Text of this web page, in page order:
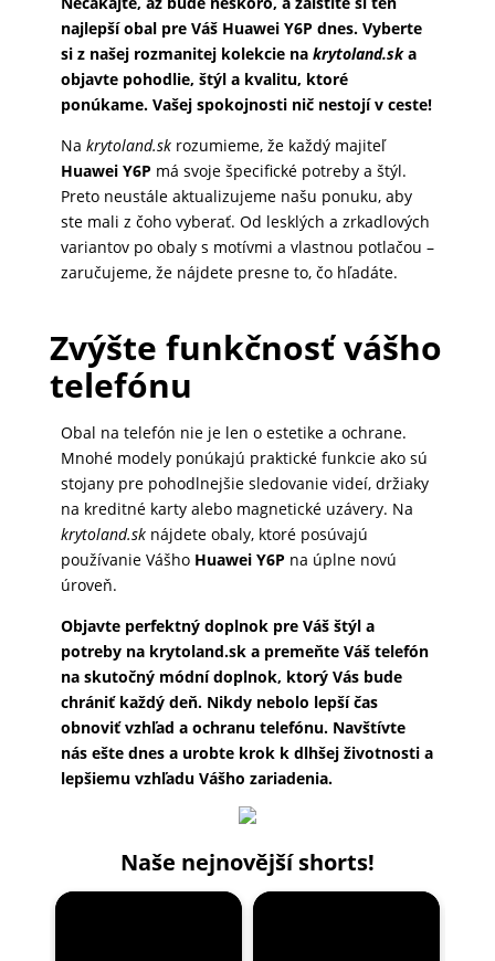
najlepší obal pre Váš Huawei Y6P dnes. Vyberte
si z našej rozmanitej kolekcie na krytoland.ska
objavte pohodlie, štýl a kvalitu, ktoré
ponúkame. Vašej spokojnosti nič nestojí v ceste!
Na krytoland.skrozumieme, že každý majiteľ
Huawei Y6P má svoje špecifické potreby a štýl.
Preto neustále aktualizujeme našu ponuku, aby
ste mali z čoho vyberať. Od lesklých a zrkadlových
variantov po obaly s motívmi a vlastnou potlačou –
zaručujeme, že nájdete presne to, čo hľadáte.
Zvýšte funkčnosť vášho
telefónu
Obal na telefón nie je len o estetike a ochrane.
Mnohé modely ponúkajú praktické funkcie ako sú
stojany pre pohodlnejšie sledovanie videí, držiaky
na kreditné karty alebo magnetické uzávery. Na
krytoland.sknájdete obaly, ktoré posúvajú
používanie Vášho Huawei Y6P na úplne novú
úroveň.
Objavte perfektný doplnok pre Váš štýl a
potreby na krytoland.sk a premeňte Váš telefón
na skutočný módní doplnok, ktorý Vás bude
chrániť každý deň. Nikdy nebolo lepší čas
obnoviť vzhľad a ochranu telefónu. Navštívte
nás ešte dnes a urobte krok k dlhšej životnosti a
lepšiemu vzhľadu Vášho zariadenia.
Naše nejnovější shorts!